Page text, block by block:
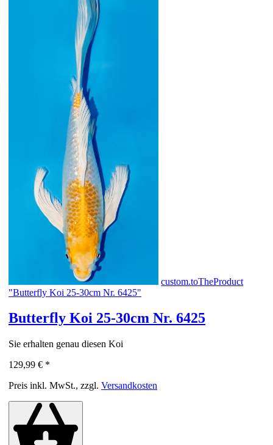
custom.toTheProduct
"Butterfly Koi 25-30cm Nr. 6425"
Butterfly Koi 25-30cm Nr. 6425
Sie erhalten genau diesen Koi
129,99 € *
Preis inkl. MwSt., zzgl. Versandkosten